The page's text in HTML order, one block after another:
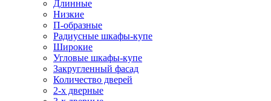
Длинные
Низкие
П-образные
Радиусные шкафы-купе
Широкие
Угловые шкафы-купе
Закругленный фасад
Количество дверей
2-х дверные